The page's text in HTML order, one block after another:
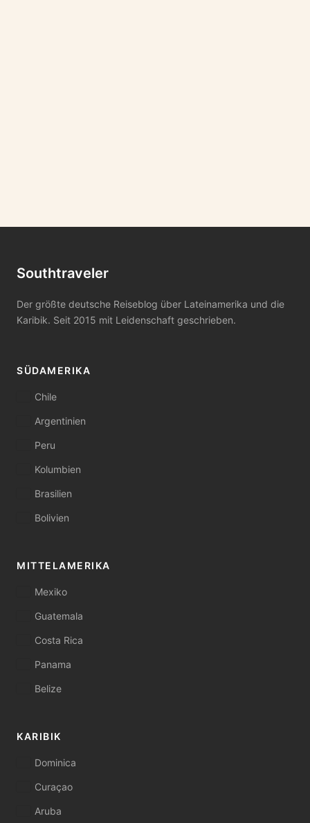
Southtraveler
Der größte deutsche Reiseblog über Lateinamerika und die
Karibik. Seit 2015 mit Leidenschaft geschrieben.
SÜDAMERIKA
Chile
Argentinien
Peru
Kolumbien
Brasilien
Bolivien
MITTELAMERIKA
Mexiko
Guatemala
Costa Rica
Panama
Belize
KARIBIK
Dominica
Curaçao
Aruba